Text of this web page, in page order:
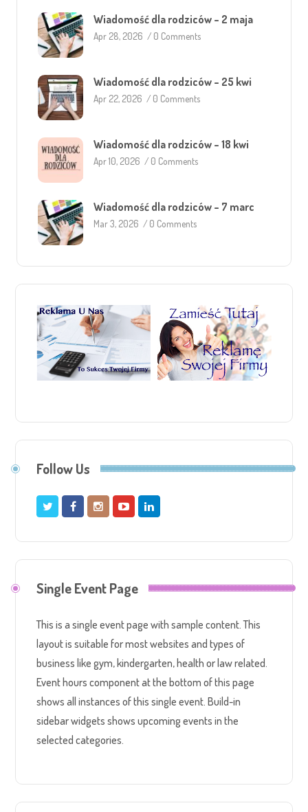
Wiadomość dla rodziców – 2 maja
Apr 28, 2026 / 0 Comments
Wiadomość dla rodziców – 25 kwi
Apr 22, 2026 / 0 Comments
Wiadomość dla rodziców – 18 kwi
Apr 10, 2026 / 0 Comments
Wiadomość dla rodziców – 7 marc
Mar 3, 2026 / 0 Comments
Follow Us
Single Event Page
This is a single event page with sample content. This
layout is suitable for most websites and types of
business like gym, kindergarten, health or law related.
Event hours component at the bottom of this page
shows all instances of this single event. Build-in
sidebar widgets shows upcoming events in the
selected categories.